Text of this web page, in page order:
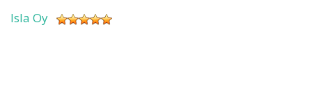
Isla Oy